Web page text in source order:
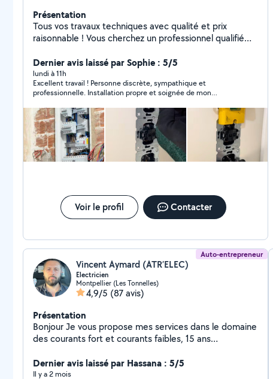
Présentation
Tous vos travaux techniques avec qualité et prix
raisonnable ! Vous cherchez un professionnel qualifié
cherchez plus, contactez-moi dès maintenant !
Installation professionnelle de ventilateurs de plafond
Restez au frais en toute tranquillité ! Installation précise
et sécurisée Utilisation d'outils professionnels adaptés
Respect de toutes les normes de sécurité et
techniques Pour maisons, bureaux, magasins, etc.
Installation de cuisines et armoires Montage de
meubles Installation de robinetterie, éviers,
équipements sanitaires Câblage électrique,
complets..... Précision, rapidité et qualité garanties
Contactez-nous par message ou téléphone réponse
rapide assurée !
Dernier avis laissé par Sophie : 5/5
lundi à 11h
Excellent travail ! Personne discrète, sympathique et
professionnelle. Installation propre et soignée de mon
Voir le profil Contacter
Auto-entrepreneur
Vincent Aymard (ATR’ELEC)
Electricien
Montpellier (Les Tonnelles)
4,9/5 (87 avis)
Présentation
Bonjour Je vous propose mes services dans le domaine
des courants fort et courants faibles, 15 ans
informatique RJ45. Le siège de l'entreprise est situé au
259 rue de la Piscine 34080 Montpellier Aymard
Dernier avis laissé par Hassana : 5/5
Il y a 2 mois